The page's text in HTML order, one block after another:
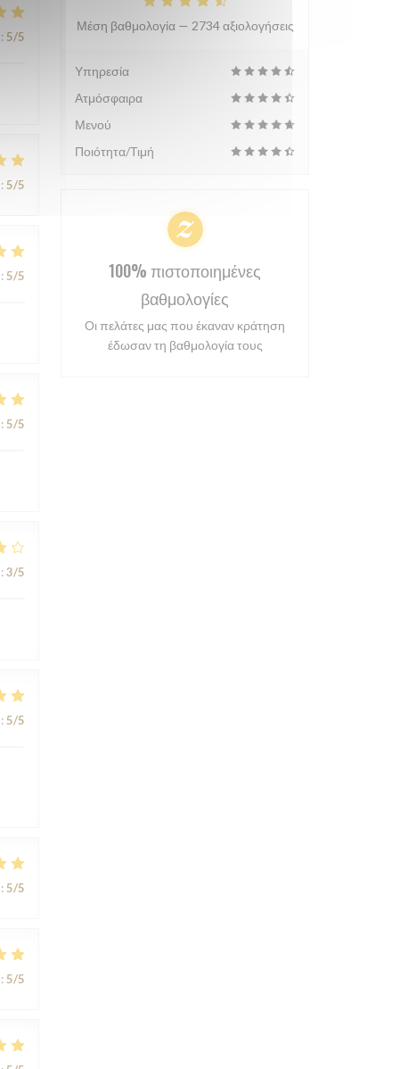
: 5/5
:5/5
: 5/5
: 5/5
: 3/5
: 5/5
: 5/5
: 5/5
Μέση βαθμολογία — 2734 αξιολογήσεις
Υπηρεσία
Ατμόσφαιρα
Μενού
Ποιότητα/Τιμή
100% πιστοποιημένες
βαθμολογίες
Οι πελάτες μας που έκαναν κράτηση
έδωσαν τη βαθμολογία τους